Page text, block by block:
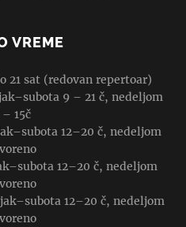
VREME
21 sat (redovan repertoar)
9 – 21 č, nedeljom
– 15č
12–20 č, nedeljom
12–20 č, nedeljom
12–20 č, nedeljom